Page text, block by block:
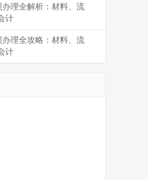
理全解析：材料、流
计
理全攻略：材料、流
计